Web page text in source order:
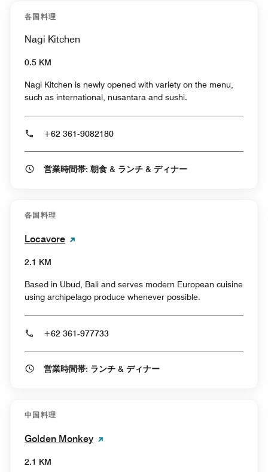
各国料理
Nagi Kitchen
0.5 KM
Nagi Kitchen is newly opened with variety on the menu,
such as international, nusantara and sushi.
+62 361-9082180
営業時間帯: 朝食 & ランチ & ディナー
各国料理
Locavore
2.1 KM
Based in Ubud, Bali and serves modern European cuisine
using archipelago produce whenever possible.
+62 361-977733
営業時間帯: ランチ & ディナー
中国料理
Golden Monkey
2.1 KM